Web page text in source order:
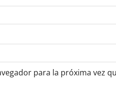
para la próxima vez